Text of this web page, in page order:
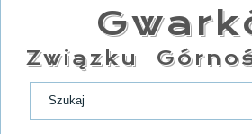
Związku